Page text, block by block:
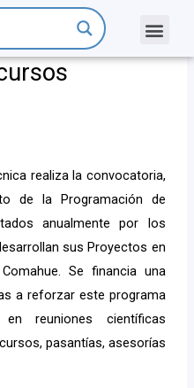
realiza la convocatoria,
de la Programación de
anualmente por los
sus Proyectos en
Se financia una
a reforzar este programa
reuniones científicas
pasantías, asesorías